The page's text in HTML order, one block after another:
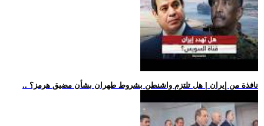
.. نافذة من إيران | هل تلتزم واشنطن بشروط طهران بشأن مضيق هرمز؟